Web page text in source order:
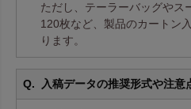
ただし、テーラーバッグやス
120枚など、製品のカートン
ります。
入稿データの推奨形式や注意